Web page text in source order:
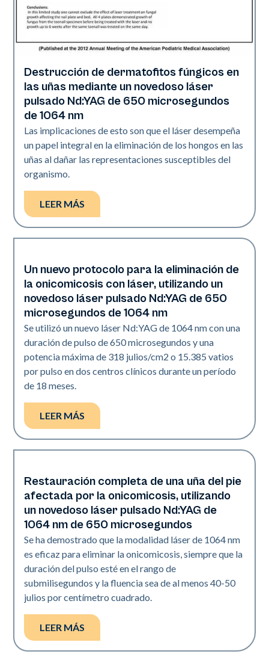
Uñas
Destrucción de dermatofitos fúngicos en
las uñas mediante un novedoso láser
pulsado Nd:YAG de 650 microsegundos
de 1064 nm
Las implicaciones de esto son que el láser desempeña
un papel integral en la eliminación de los hongos en las
uñas al dañar las representaciones susceptibles del
organismo.
LEER MÁS
Uñas
Un nuevo protocolo para la eliminación de
la onicomicosis con láser, utilizando un
novedoso láser pulsado Nd:YAG de 650
microsegundos de 1064 nm
Se utilizó un nuevo láser Nd:YAG de 1064 nm con una
duración de pulso de 650 microsegundos y una
potencia máxima de 318 julios/cm2 o 15.385 vatios
por pulso en dos centros clínicos durante un período
de 18 meses.
LEER MÁS
Uñas
Restauración completa de una uña del pie
afectada por la onicomicosis, utilizando
un novedoso láser pulsado Nd:YAG de
1064 nm de 650 microsegundos
Se ha demostrado que la modalidad láser de 1064 nm
es eficaz para eliminar la onicomicosis, siempre que la
duración del pulso esté en el rango de
submilisegundos y la fluencia sea de al menos 40-50
julios por centímetro cuadrado.
LEER MÁS